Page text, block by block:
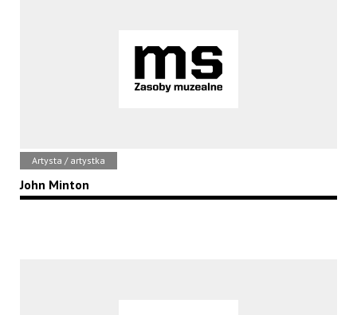
Artysta / artystka
John Minton